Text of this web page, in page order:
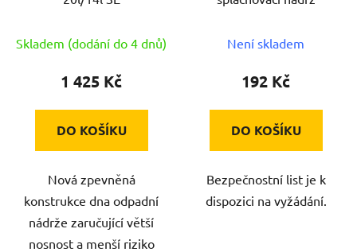
Skladem (dodání do 4 dnů)
1 425 Kč
DO KOŠÍKU
Nová zpevněná
konstrukce dna odpadní
nádrže zaručující větší
nosnost a menší riziko
Není skladem
192 Kč
DO KOŠÍKU
Bezpečnostní list je k
dispozici na vyžádání.